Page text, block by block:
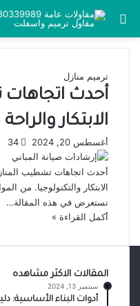
بحث عن
ترميم منازل
أحدث
الابتكار
أغسطس 20, 2024 34
أحدث اتجاهات تشطيب
الابتكار والتكنولوجيا. من
نستعرض في هذه المقالة…
أكمل القراءة »
المقالات الاكثر مشاهده
سبتمبر 13, 2024
أدوات البناء الأساسية: